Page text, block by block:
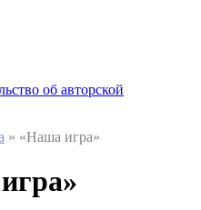
об авторской
» «Наша игра»